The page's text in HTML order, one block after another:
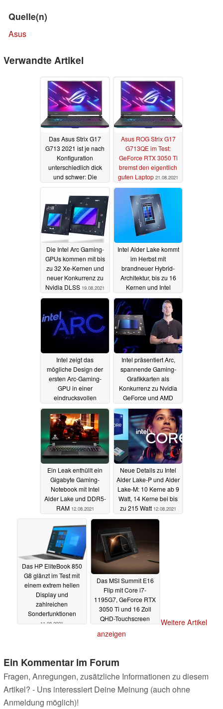
Quelle(n)
Asus
Verwandte Artikel
Das Asus Strix G17
G713 2021 ist je nach
Konfiguration
unterschiedlich dick
und schwer: Die
Überblick24.08.2021
Asus ROG Strix G17
G713QE im Test:
GeForce RTX 3050 Ti
bremst den eigentlich
guten Laptop 21.08.2021
Die Intel Arc Gaming-
GPUs kommen mit bis
zu 32 Xe-Kernen und
neuer Konkurrenz zu
Nvidia DLSS 19.08.2021
Intel Alder Lake kommt
im Herbst mit
brandneuer Hybrid-
Architektur, bis zu 16
Kernen und Intel
Thread Director
19.08.2021
Intel zeigt das
mögliche Design der
ersten Arc-Gaming-
GPU in einer
eindrucksvollen
Drohnen-Show
17.08.2021
Intel präsentiert Arc,
spannende Gaming-
Grafikkarten als
Konkurrenz zu Nvidia
GeForce und AMD
Radeon16.08.2021
Ein Leak enthüllt ein
Gigabyte Gaming-
Notebook mit Intel
Alder Lake und DDR5-
RAM 12.08.2021
Neue Details zu Intel
Alder Lake-P und Alder
Lake-M: 10 Kerne ab 9
Watt, 14 Kerne bei bis
zu 215 Watt 12.08.2021
Das HP EliteBook 850
G8 glänzt im Test mit
einem extrem hellen
Display und
zahlreichen
Sonderfunktionen
11.08.2021
Das MSI Summit E16
Flip mit Core i7-
1195G7, GeForce RTX
3050 Ti und 16 Zoll
QHD-Touchscreen
10.08.2021
Weitere Artikel
anzeigen
Ein Kommentar im Forum
Fragen, Anregungen, zusätzliche Informationen zu diesem
Artikel? - Uns interessiert Deine Meinung (auch ohne
Anmeldung möglich)!